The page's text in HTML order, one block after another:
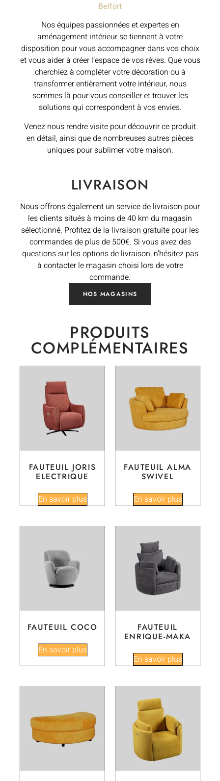
Belfort
Nos équipes passionnées et expertes en
aménagement intérieur se tiennent à votre
disposition pour vous accompagner dans vos choix
et vous aider à créer l’espace de vos rêves. Que vous
cherchiez à compléter votre décoration ou à
transformer entièrement votre intérieur, nous
sommes là pour vous conseiller et trouver les
solutions qui correspondent à vos envies.
Venez nous rendre visite pour découvrir ce produit
en détail, ainsi que de nombreuses autres pièces
uniques pour sublimer votre maison.
LIVRAISON
Nous offrons également un service de livraison pour
les clients situés à moins de 40 km du magasin
sélectionné. Profitez de la livraison gratuite pour les
commandes de plus de 500€. Si vous avez des
questions sur les options de livraison, n’hésitez pas
à contacter le magasin choisi lors de votre
commande.
NOS MAGASINS
PRODUITS
COMPLÉMENTAIRES
FAUTEUIL JORIS
ELECTRIQUE
En savoir plus
FAUTEUIL ALMA
SWIVEL
En savoir plus
FAUTEUIL COCO
En savoir plus
FAUTEUIL
ENRIQUE-MAKA
En savoir plus